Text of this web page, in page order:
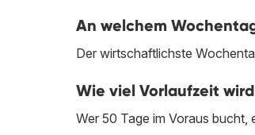
An welchem
Der wirtschaftlichste
Wie viel Vorlaufzeit
Wer 50 Tage im Voraus bucht,